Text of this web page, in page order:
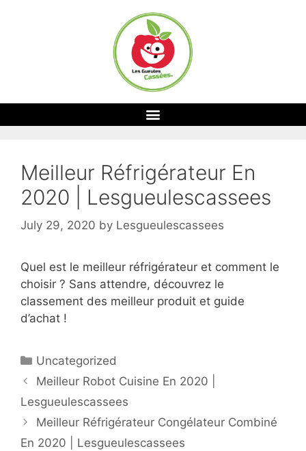
Meilleur Réfrigérateur En
2020 | Lesgueulescassees
July 29, 2020 by Lesgueulescassees
Quel est le meilleur réfrigérateur et comment le
choisir ? Sans attendre, découvrez le
classement des meilleur produit et guide
d’achat !
Uncategorized
Meilleur Robot Cuisine En 2020 |
Lesgueulescassees
Meilleur Réfrigérateur Congélateur Combiné
En 2020 | Lesgueulescassees